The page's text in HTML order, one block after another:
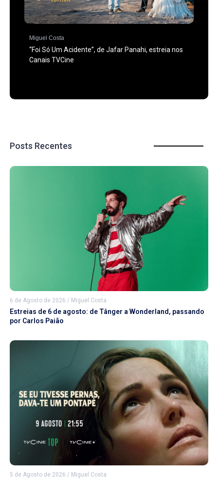
Miguel Costa
“Foi Só Um Acidente”, de Jafar Panahi, estreia nos
Canais TVCine
Posts Recentes
6 de Agosto de 2026 / Miguel Costa
Estreias de 6 de agosto: de Tânger a Wonderland, passando
por Carlos Paião
5 de Agosto de 2026 / Miguel Costa